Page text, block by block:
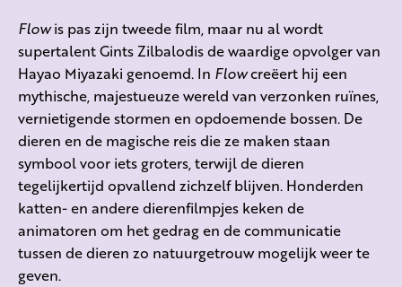
Flowis pas zijn tweede film, maar nu al wordt
supertalent Gints Zilbalodis de waardige opvolger van
Hayao Miyazaki genoemd. In Flowcreëert hij een
mythische, majestueuze wereld van verzonken ruïnes,
vernietigende stormen en opdoemende bossen. De
dieren en de magische reis die ze maken staan
symbool voor iets groters, terwijl de dieren
tegelijkertijd opvallend zichzelf blijven. Honderden
katten- en andere dierenfilmpjes keken de
animatoren om het gedrag en de communicatie
tussen de dieren zo natuurgetrouw mogelijk weer te
geven.